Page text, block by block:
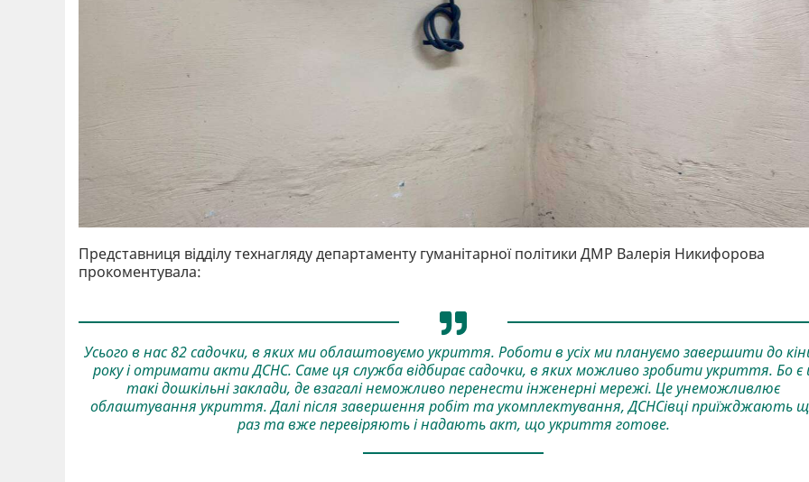
Представниця відділу технагляду департаменту гуманітарної політики ДМР Валерія Никифорова
прокоментувала:
Усього в нас 82 садочки, в яких ми облаштовуємо укриття. Роботи в усіх ми плануємо завершити до
року і отримати акти ДСНС. Саме ця служба відбирає садочки, в яких можливо зробити укриття. Бо є
такі дошкільні заклади, де взагалі неможливо перенести інженерні мережі. Це унеможливлює
облаштування укриття. Далі після завершення робіт та укомплектування, ДСНСівці приїжджають
раз та вже перевіряють і надають акт, що укриття готове.